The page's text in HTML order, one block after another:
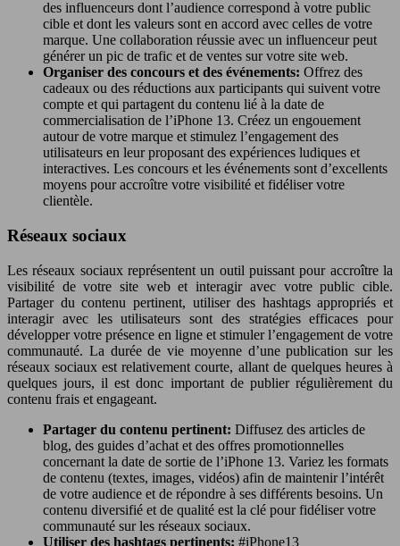
des influenceurs dont l’audience correspond à votre public
cible et dont les valeurs sont en accord avec celles de votre
marque. Une collaboration réussie avec un influenceur peut
générer un pic de trafic et de ventes sur votre site web.
Organiser des concours et des événements: Offrez des
cadeaux ou des réductions aux participants qui suivent votre
compte et qui partagent du contenu lié à la date de
commercialisation de l’iPhone 13. Créez un engouement
autour de votre marque et stimulez l’engagement des
utilisateurs en leur proposant des expériences ludiques et
interactives. Les concours et les événements sont d’excellents
moyens pour accroître votre visibilité et fidéliser votre
clientèle.
Réseaux sociaux
Les réseaux sociaux représentent un outil puissant pour accroître la
visibilité de votre site web et interagir avec votre public cible.
Partager du contenu pertinent, utiliser des hashtags appropriés et
interagir avec les utilisateurs sont des stratégies efficaces pour
développer votre présence en ligne et stimuler l’engagement de votre
communauté. La durée de vie moyenne d’une publication sur les
réseaux sociaux est relativement courte, allant de quelques heures à
quelques jours, il est donc important de publier régulièrement du
contenu frais et engageant.
Partager du contenu pertinent: Diffusez des articles de
blog, des guides d’achat et des offres promotionnelles
concernant la date de sortie de l’iPhone 13. Variez les formats
de contenu (textes, images, vidéos) afin de maintenir l’intérêt
de votre audience et de répondre à ses différents besoins. Un
contenu diversifié et de qualité est la clé pour fidéliser votre
communauté sur les réseaux sociaux.
Utiliser des hashtags pertinents: #iPhone13